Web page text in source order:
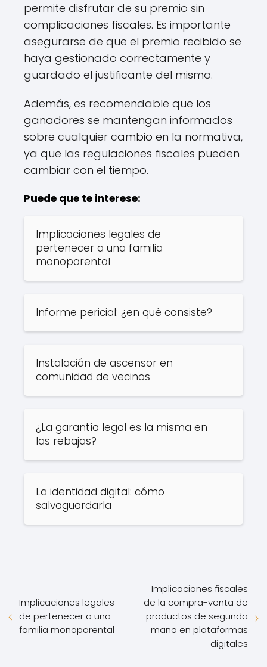
permite disfrutar de su premio sin
complicaciones fiscales. Es importante
asegurarse de que el premio recibido se
haya gestionado correctamente y
guardado el justificante del mismo.
Además, es recomendable que los
ganadores se mantengan informados
sobre cualquier cambio en la normativa,
ya que las regulaciones fiscales pueden
cambiar con el tiempo.
Puede que te interese:
Implicaciones legales de
pertenecer a una familia
monoparental
Informe pericial: ¿en qué consiste?
Instalación de ascensor en
comunidad de vecinos
¿La garantía legal es la misma en
las rebajas?
La identidad digital: cómo
salvaguardarla
Implicaciones legales
de pertenecer a una
familia monoparental
Implicaciones fiscales
de la compra-venta de
productos de segunda
mano en plataformas
digitales